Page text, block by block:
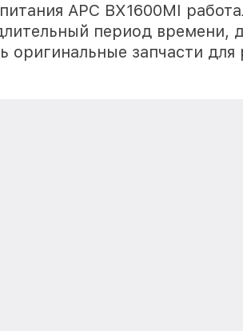
APC BX1600MI
период времени,
оригинальные запчасти для